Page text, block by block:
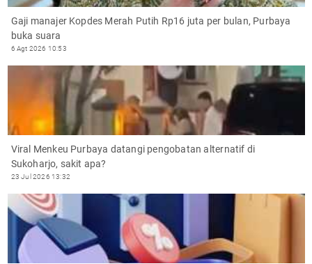
Gaji manajer Kopdes Merah Putih Rp16 juta per bulan, Purbaya
buka suara
6 Agt 2026 10:53
Viral Menkeu Purbaya datangi pengobatan alternatif di
Sukoharjo, sakit apa?
23 Jul 2026 13:32